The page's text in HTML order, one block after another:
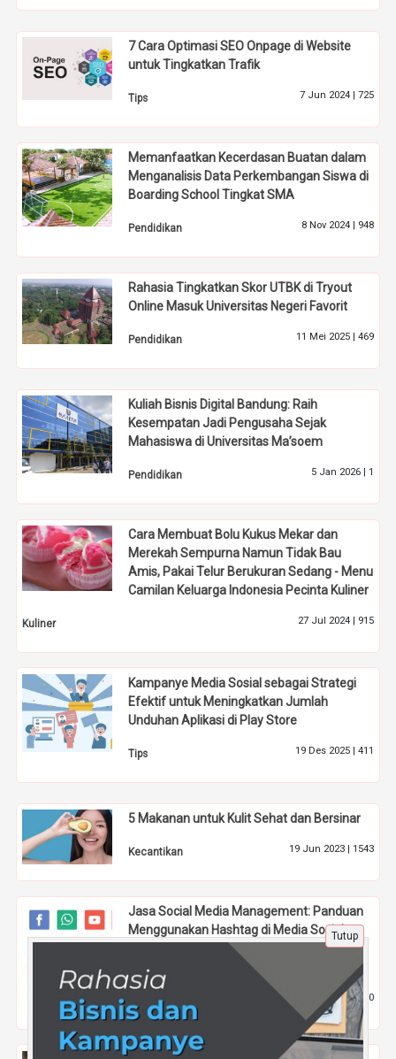
7 Cara Optimasi SEO Onpage di Website
untuk Tingkatkan Trafik
Tips 7 Jun 2024 | 725
Memanfaatkan Kecerdasan Buatan dalam
Menganalisis Data Perkembangan Siswa di
Boarding School Tingkat SMA
Pendidikan 8 Nov 2024 | 948
Rahasia Tingkatkan Skor UTBK di Tryout
Online Masuk Universitas Negeri Favorit
Pendidikan 11 Mei 2025 | 469
Kuliah Bisnis Digital Bandung: Raih
Kesempatan Jadi Pengusaha Sejak
Mahasiswa di Universitas Ma’soem
Pendidikan 5 Jan 2026 | 1
Cara Membuat Bolu Kukus Mekar dan
Merekah Sempurna Namun Tidak Bau
Amis, Pakai Telur Berukuran Sedang - Menu
Camilan Keluarga Indonesia Pecinta Kuliner
Kuliner 27 Jul 2024 | 915
Kampanye Media Sosial sebagai Strategi
Efektif untuk Meningkatkan Jumlah
Unduhan Aplikasi di Play Store
Tips 19 Des 2025 | 411
5 Makanan untuk Kulit Sehat dan Bersinar
Kecantikan 19 Jun 2023 | 1543
Jasa Social Media Management: Panduan
Menggunakan Hashtag di Media Sosial
untuk Meningkatkan Engagement dan
Visibilitas
19 Mei 2025 |530
Tutup